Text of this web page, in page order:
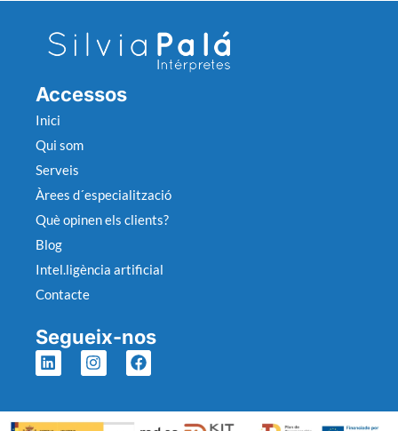
Accessos
Inici
Qui som
Serveis
Àrees d´especialització
Què opinen els clients?
Blog
Intel.ligència artificial
Contacte
Segueix-nos
L
i
e
I
n
a
F
a